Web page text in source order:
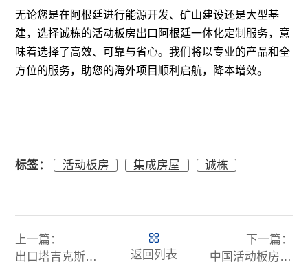
无论您是在阿根廷进行能源开发、矿山建设还是大型基
建，选择诚栋的活动板房出口阿根廷一体化定制服务，意
味着选择了高效、可靠与省心。我们将以专业的产品和全
方位的服务，助您的海外项目顺利启航，降本增效。
标签： 活动板房 集成房屋 诚栋
上一篇：
出口塔吉克斯坦简易活动板房，低成本临时建筑优选方案
返回列表
下一篇：
中国活动板房出口埃塞俄比亚，诚栋国际一站式集成交钥匙工程服务领航！